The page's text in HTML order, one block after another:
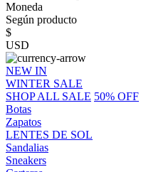
Moneda
Según producto
$
USD
NEW IN
WINTER SALE
SHOP ALL SALE 50% OFF
Botas
Zapatos
LENTES DE SOL
Sandalias
Sneakers